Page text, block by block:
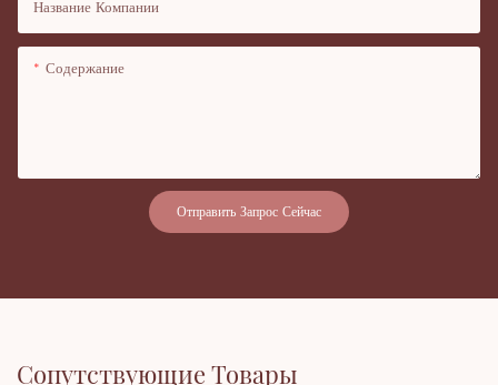
Название Компании
Содержание
Отправить Запрос Сейчас
Сопутствующие Товары